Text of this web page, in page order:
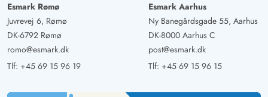
Esmark Rømø
Juvrevej 6, Rømø
DK-6792 Rømø
romo@esmark.dk
Tlf: +45 69 15 96 19
Esmark Aarhus
Ny Banegårdsgade 55, Aarhus
DK-8000 Aarhus C
post@esmark.dk
Tlf: +45 69 15 96 15